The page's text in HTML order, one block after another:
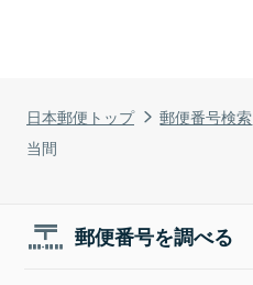
日本郵便トップ 郵便番号検索
当間
郵便番号を調べる